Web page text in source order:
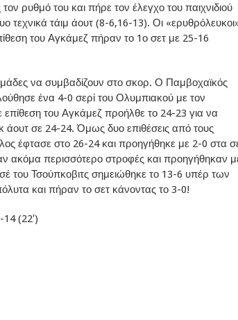
ρυθμό του και πήρε τον έλεγχο του παιχνιδιού
τεχνικά τάιμ άουτ (8-6,16-13). Οι
του Αγκάμεζ πήραν το 1ο σετ με 25-16
να συμβαδίζουν στο σκορ. Ο Παμβοχαϊκός
ένα 4-0 σερί του Ολυμπιακού με τον
του Αγκάμεζ προήλθε το 24-23 για να
άουτ σε 24-24. Όμως δυο επιθέσεις από τους
έφτασε στο 26-24 και προηγήθηκε με 2-0 στα
ακόμα περισσότερο στροφές και προηγήθηκαν
του Τσούπκοβιτς σημειώθηκε το 13-6 υπέρ των
και πήραν το σετ κάνοντας το 3-0!
(22′)